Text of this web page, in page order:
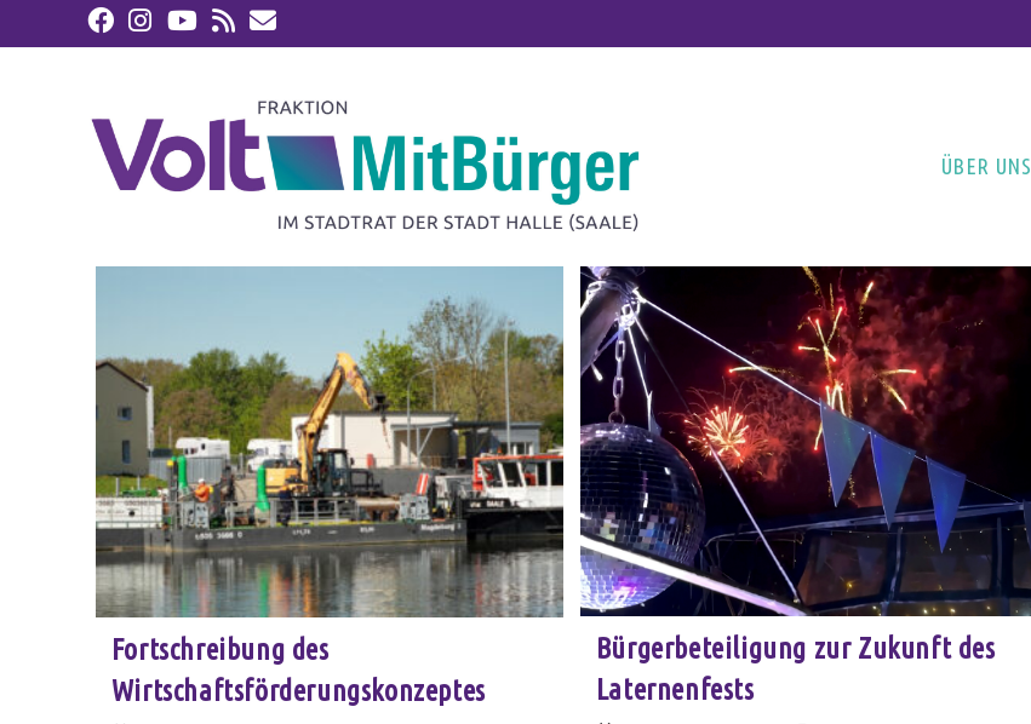
ÜBER UNS
Fortschreibung des
Wirtschaftsförderungskonzeptes
Bürgerbeteiligung zur Zukunft des
Laternenfests